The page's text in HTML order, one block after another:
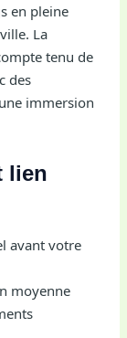
en pleine
La
tenu de
des
immersion
lien
avant votre
moyenne